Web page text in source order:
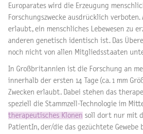
Europarates wird die Erzeugung
Forschungszwecke ausdrücklich
erlaubt, ein menschliches Lebewesen zu
anderen genetisch identisch ist. Das
noch nicht von allen Mitgliedsstaaten
In Großbritannien ist die Forschung an
innerhalb der ersten 14 Tage (ca. 1 mm
Zwecken erlaubt. Dabei stehen das
speziell die Stammzell-Technologie im
therapeutisches Klonen soll dort nur mit
PatientIn, der/die das gezüchtete